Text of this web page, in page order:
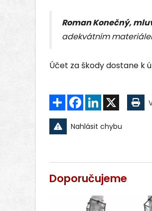
Roman Konečný,
adekvátním
Účet za škody dostane k
Sdílet FacebookLinkedIn
Nahlásit chybu
Doporučujeme